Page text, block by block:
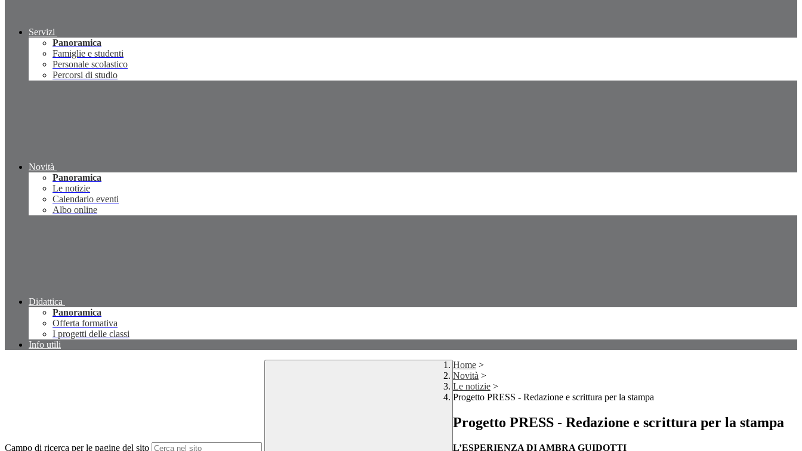
Servizi
Panoramica
Famiglie e studenti
Personale scolastico
Percorsi di studio
Novità
Panoramica
Le notizie
Calendario eventi
Albo online
Didattica
Panoramica
Offerta formativa
I progetti delle classi
Info utili
Campo di ricerca per le pagine del sito
Home >
Novità >
Le notizie >
Progetto PRESS - Redazione e scrittura per la stampa
Progetto PRESS - Redazione e scrittura per la stampa
L’ESPERIENZA DI AMBRA GUIDOTTI